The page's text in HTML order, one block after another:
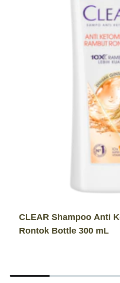
CLEAR Shampoo Anti
Rontok Bottle 300 mL